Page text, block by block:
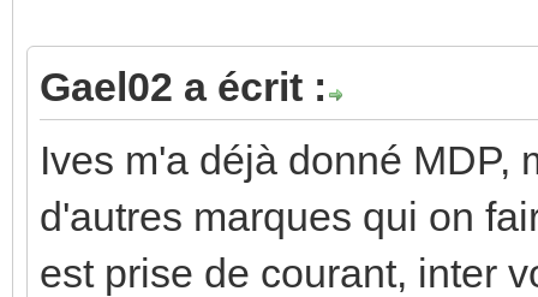
Gael02 a écrit :
Ives m'a déjà donné MDP,
d'autres marques qui on
est prise de courant, inter